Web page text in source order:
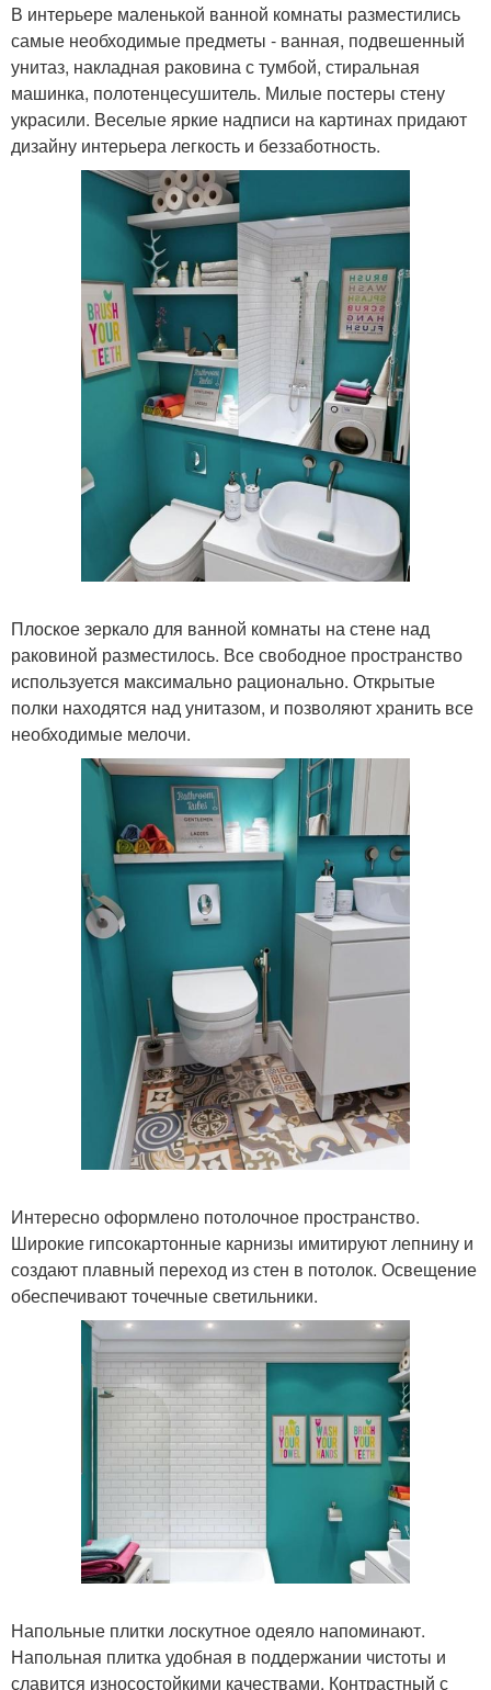
В интерьере маленькой ванной комнаты разместились
самые необходимые предметы - ванная, подвешенный
унитаз, накладная раковина с тумбой, стиральная
машинка, полотенцесушитель. Милые постеры стену
украсили. Веселые яркие надписи на картинах придают
дизайну интерьера легкость и беззаботность.
Плоское зеркало для ванной комнаты на стене над
раковиной разместилось. Все свободное пространство
используется максимально рационально. Открытые
полки находятся над унитазом, и позволяют хранить все
необходимые мелочи.
Интересно оформлено потолочное пространство.
Широкие гипсокартонные карнизы имитируют лепнину и
создают плавный переход из стен в потолок. Освещение
обеспечивают точечные светильники.
Напольные плитки лоскутное одеяло напоминают.
Напольная плитка удобная в поддержании чистоты и
славится износостойкими качествами. Контрастный с